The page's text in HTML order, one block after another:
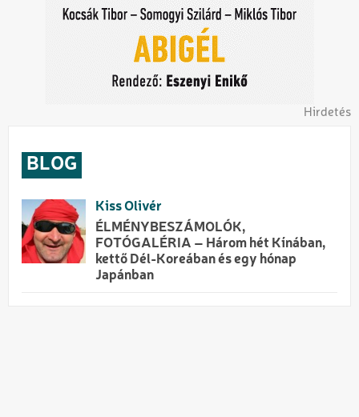
Hirdetés
BLOG
Kiss Olivér
ÉLMÉNYBESZÁMOLÓK,
FOTÓGALÉRIA – Három hét Kínában,
kettő Dél-Koreában és egy hónap
Japánban